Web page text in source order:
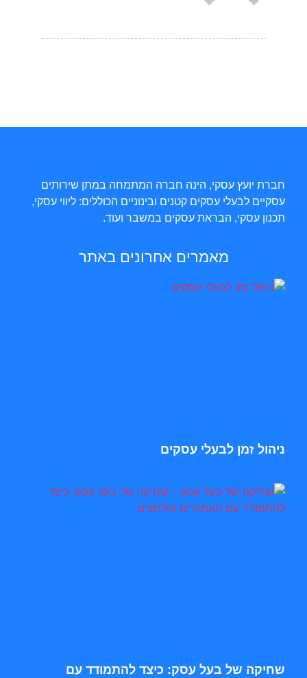
חברת יועץ עסקי, הינה חברה המתמחה במתן שירותים
עסקיים לבעלי עסקים קטנים ובינוניים הכוללים: ליווי עסקי,
תכנון עסקי, הבראת עסקים במשבר ועוד.
מאמרים אחרונים באתר
ניהול זמן לבעלי עסקים
שחיקה של בעל עסק: כיצד להתמודד עם